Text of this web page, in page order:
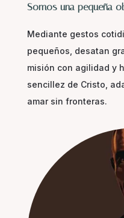
Somos una pequeña
Mediante gestos
pequeños, desatan
misión con agilidad y
sencillez de Cristo,
amar sin fronteras.